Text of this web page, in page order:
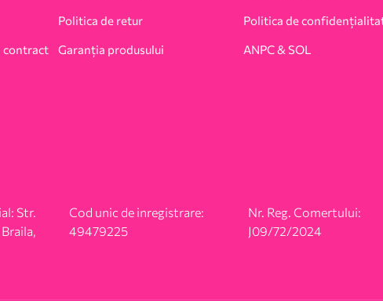
contract
Politica de retur
Garanția produsului
Politica de
ANPC & SOL
Str.
Cod unic de inregistrare:
49479225
Nr. Reg. Comertului:
J09/72/2024